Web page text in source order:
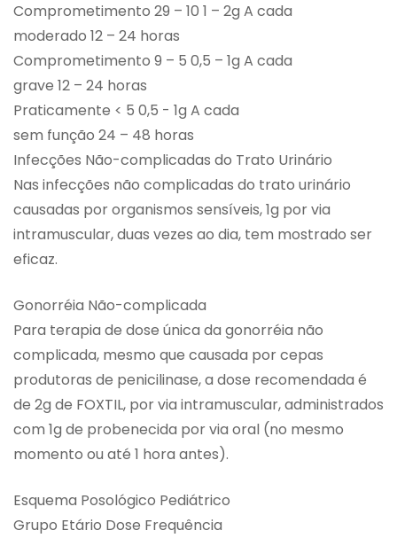
Comprometimento 29 – 10 1 – 2g A cada
moderado 12 – 24 horas
Comprometimento 9 – 5 0,5 – 1g A cada
grave 12 – 24 horas
Praticamente < 5 0,5 - 1g A cada
sem função 24 – 48 horas
Infecções Não-complicadas do Trato Urinário
Nas infecções não complicadas do trato urinário
causadas por organismos sensíveis, 1g por via
intramuscular, duas vezes ao dia, tem mostrado ser
eficaz.
Gonorréia Não-complicada
Para terapia de dose única da gonorréia não
complicada, mesmo que causada por cepas
produtoras de penicilinase, a dose recomendada é
de 2g de FOXTIL, por via intramuscular, administrados
com 1g de probenecida por via oral (no mesmo
momento ou até 1 hora antes).
Esquema Posológico Pediátrico
Grupo Etário Dose Frequência